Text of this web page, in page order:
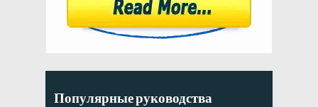
Популярные руководства